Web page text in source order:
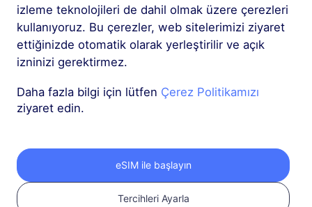
2
eSIM planı seçin
izleme teknolojileri de dahil olmak üzere çerezleri
kullanıyoruz. Bu çerezler, web sitelerimizi ziyaret
ettiğinizde otomatik olarak yerleştirilir ve açık
izninizi gerektirmez.
Daha fazla bilgi için lütfen Çerez Politikamızı
ziyaret edin.
eSIM ile başlayın
Tercihleri Ayarla